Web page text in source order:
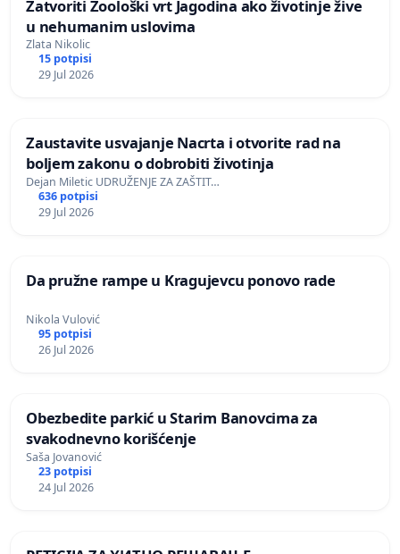
Zatvoriti Zoološki vrt Jagodina ako životinje žive
u nehumanim uslovima
Zlata Nikolic
15 potpisi
29 Jul 2026
Zaustavite usvajanje Nacrta i otvorite rad na
boljem zakonu o dobrobiti životinja
Dejan Miletic UDRUŽENJE ZA ZAŠTIT…
636 potpisi
29 Jul 2026
Da pružne rampe u Kragujevcu ponovo rade
Nikola Vulović
95 potpisi
26 Jul 2026
Obezbedite parkić u Starim Banovcima za
svakodnevno korišćenje
Saša Jovanović
23 potpisi
24 Jul 2026